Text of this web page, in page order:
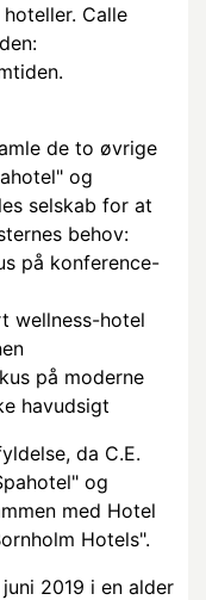
Calle
de to øvrige
og
selskab for at
behov:
på konference-
wellness-hotel
på moderne
havudsigt
da C.E.
og
med Hotel
Hotels".
2019 i en alder